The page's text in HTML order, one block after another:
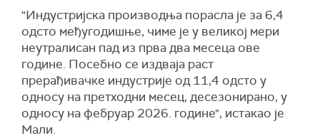
"Индустријска производња порасла је за 6,4
одсто међугодишње, чиме је у великој мери
неутралисан пад из прва два месеца ове
године. Посебно се издваја раст
прерађивачке индустрије од 11,4 одсто у
односу на претходни месец, десезонирано, у
односу на фебруар 2026. године", истакао је
Мали.